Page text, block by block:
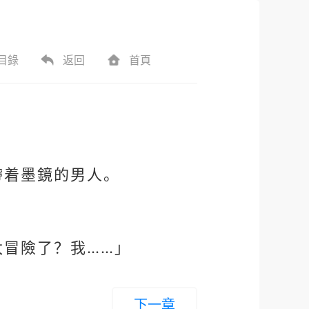
錄 返回 首頁
墨鏡的男人。
險了？我……」
下一章